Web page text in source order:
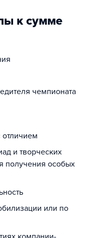
к сумме
чемпионата
и творческих
получения особых
или по